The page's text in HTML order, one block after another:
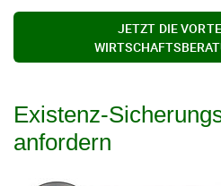
JETZT DIE
Existenz-
anfordern